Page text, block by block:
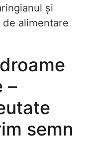
și
alimentare
–
semn